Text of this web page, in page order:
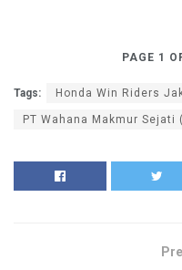
PAGE 1
Tags: Honda Win Riders
PT Wahana Makmur Sejati